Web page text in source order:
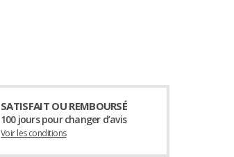
SATISFAIT OU REMBOURSÉ
100 jours pour changer d’avis
Voir les conditions